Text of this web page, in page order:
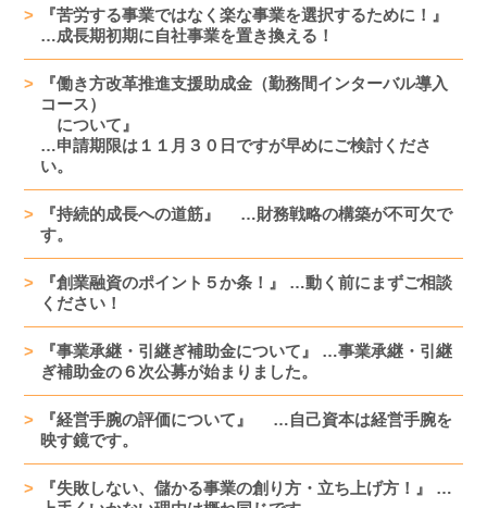
『苦労する事業ではなく楽な事業を選択するために！』
…成長期初期に自社事業を置き換える！
『働き方改革推進支援助成金（勤務間インターバル導入
コース）
について』
…申請期限は１１月３０日ですが早めにご検討くださ
い。
『持続的成長への道筋』 …財務戦略の構築が不可欠で
す。
『創業融資のポイント５か条！』 …動く前にまずご相談
ください！
『事業承継・引継ぎ補助金について』 …事業承継・引継
ぎ補助金の６次公募が始まりました。
『経営手腕の評価について』 …自己資本は経営手腕を
映す鏡です。
『失敗しない、儲かる事業の創り方・立ち上げ方！』 …